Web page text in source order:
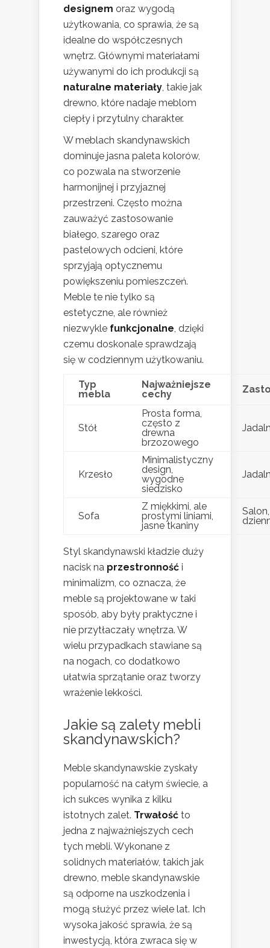
designem oraz wygodą
użytkowania, co sprawia, że są
idealne do współczesnych
wnętrz. Głównymi materiałami
używanymi do ich produkcji są
naturalne materiały, takie jak
drewno, które nadaje meblom
ciepły i przytulny charakter.
W meblach skandynawskich
dominuje jasna paleta kolorów,
co pozwala na stworzenie
harmonijnej i przyjaznej
przestrzeni. Często można
zauważyć zastosowanie
białego, szarego oraz
pastelowych odcieni, które
sprzyjają optycznemu
powiększeniu pomieszczeń.
Meble te nie tylko są
estetyczne, ale również
niezwykle funkcjonalne, dzięki
czemu doskonale sprawdzają
się w codziennym użytkowaniu.
Typ
mebla
Najważniejsze
cechy
Stół
Prosta forma,
często z
drewna
brzozowego
Krzesło
Minimalistyczny
design,
wygodne
siedzisko
Sofa
Z miękkimi, ale
prostymi liniami,
jasne tkaniny
Styl skandynawski kładzie duży
nacisk na przestronność i
minimalizm, co oznacza, że
meble są projektowane w taki
sposób, aby były praktyczne i
nie przytłaczały wnętrza. W
wielu przypadkach stawiane są
na nogach, co dodatkowo
ułatwia sprzątanie oraz tworzy
wrażenie lekkości.
Jakie są zalety mebli
skandynawskich?
Meble skandynawskie zyskały
popularność na całym świecie, a
ich sukces wynika z kilku
istotnych zalet. Trwałość to
jedna z najważniejszych cech
tych mebli. Wykonane z
solidnych materiałów, takich jak
drewno, meble skandynawskie
są odporne na uszkodzenia i
mogą służyć przez wiele lat. Ich
wysoka jakość sprawia, że są
inwestycją, która zwraca się w